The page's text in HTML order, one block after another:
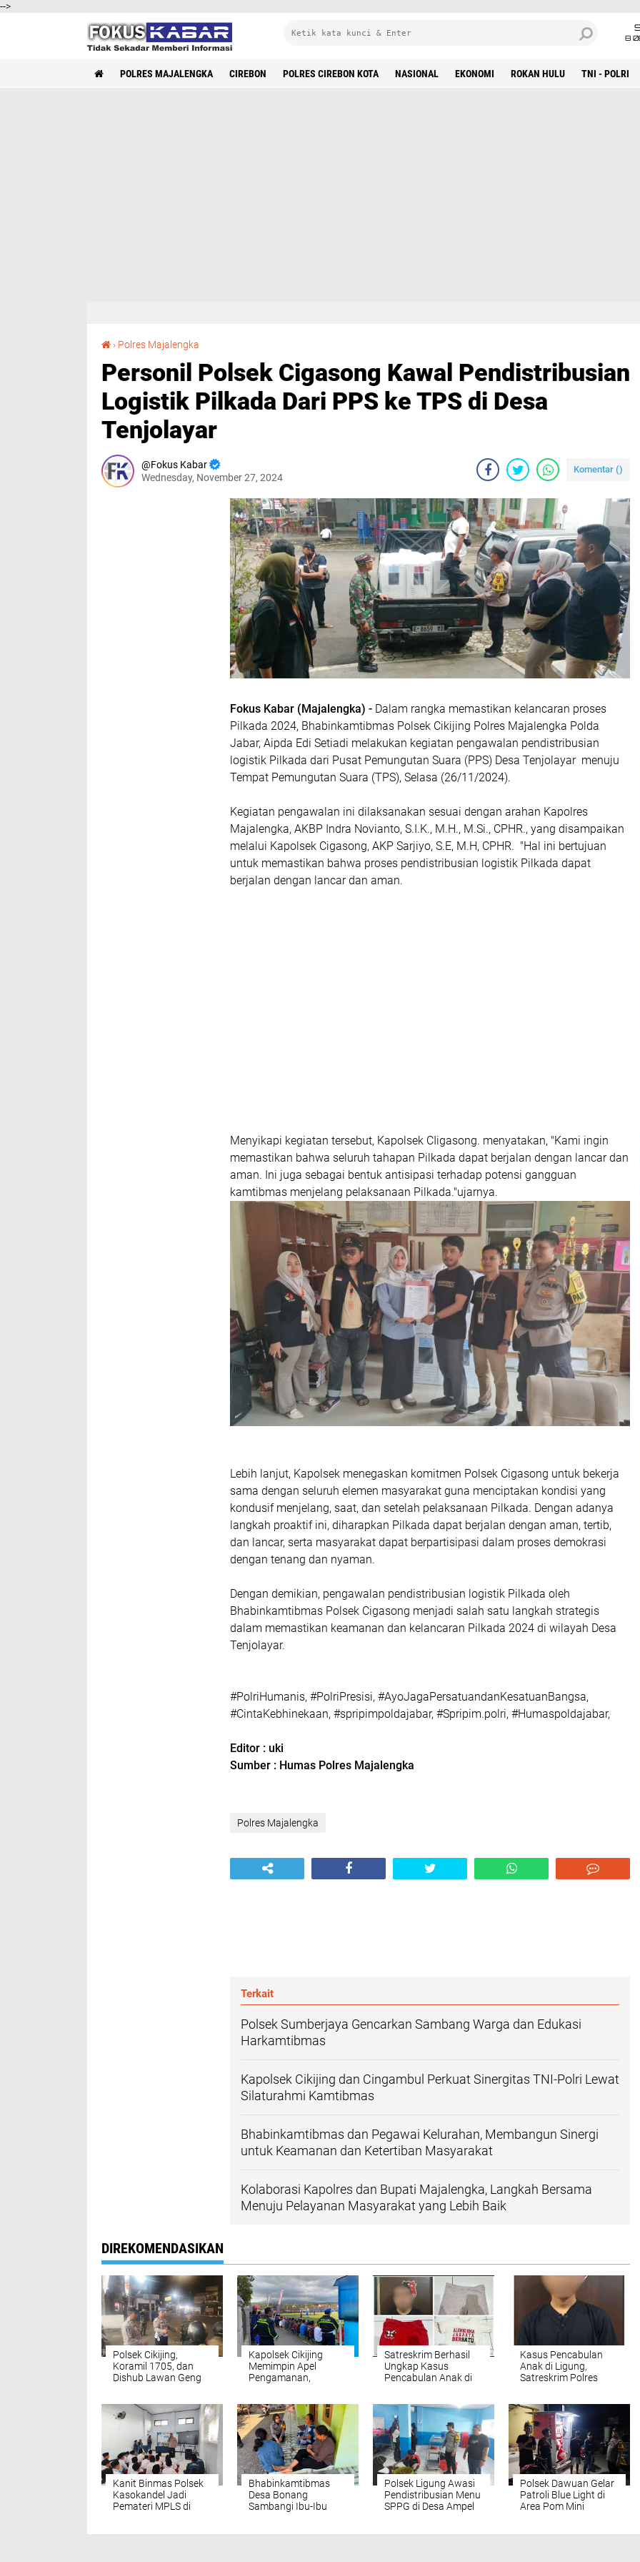
-->
8
POLRES MAJALENGKA CIREBON POLRES CIREBON KOTA NASIONAL EKONOMI ROKAN HULU TNI - POLRI
› Polres Majalengka
Personil Polsek Cigasong Kawal Pendistribusian
Logistik Pilkada Dari PPS ke TPS di Desa
Tenjolayar
Fokus Kabar
Wednesday, November 27, 2024
Komentar ()
Fokus Kabar (Majalengka) - Dalam rangka memastikan kelancaran proses
Pilkada 2024, Bhabinkamtibmas Polsek Cikijing Polres Majalengka Polda
Jabar, Aipda Edi Setiadi melakukan kegiatan pengawalan pendistribusian
logistik Pilkada dari Pusat Pemungutan Suara (PPS) Desa Tenjolayar menuju
Tempat Pemungutan Suara (TPS), Selasa (26/11/2024).
Kegiatan pengawalan ini dilaksanakan sesuai dengan arahan Kapolres
Majalengka, AKBP Indra Novianto, S.I.K., M.H., M.Si., CPHR., yang disampaikan
melalui Kapolsek Cigasong, AKP Sarjiyo, S.E, M.H, CPHR. "Hal ini bertujuan
untuk memastikan bahwa proses pendistribusian logistik Pilkada dapat
berjalan dengan lancar dan aman.
Menyikapi kegiatan tersebut, Kapolsek CIigasong. menyatakan, "Kami ingin
memastikan bahwa seluruh tahapan Pilkada dapat berjalan dengan lancar dan
aman. Ini juga sebagai bentuk antisipasi terhadap potensi gangguan
kamtibmas menjelang pelaksanaan Pilkada."ujarnya.
Lebih lanjut, Kapolsek menegaskan komitmen Polsek Cigasong untuk bekerja
sama dengan seluruh elemen masyarakat guna menciptakan kondisi yang
kondusif menjelang, saat, dan setelah pelaksanaan Pilkada. Dengan adanya
langkah proaktif ini, diharapkan Pilkada dapat berjalan dengan aman, tertib,
dan lancar, serta masyarakat dapat berpartisipasi dalam proses demokrasi
dengan tenang dan nyaman.
Dengan demikian, pengawalan pendistribusian logistik Pilkada oleh
Bhabinkamtibmas Polsek Cigasong menjadi salah satu langkah strategis
dalam memastikan keamanan dan kelancaran Pilkada 2024 di wilayah Desa
Tenjolayar.
#PolriHumanis, #PolriPresisi, #AyoJagaPersatuandanKesatuanBangsa,
#CintaKebhinekaan, #spripimpoldajabar, #Spripim.polri, #Humaspoldajabar,
Editor : uki
Sumber : Humas Polres Majalengka
Polres Majalengka
Terkait
Polsek Sumberjaya Gencarkan Sambang Warga dan Edukasi
Harkamtibmas
Kapolsek Cikijing dan Cingambul Perkuat Sinergitas TNI-Polri Lewat
Silaturahmi Kamtibmas
Bhabinkamtibmas dan Pegawai Kelurahan, Membangun Sinergi
untuk Keamanan dan Ketertiban Masyarakat
Kolaborasi Kapolres dan Bupati Majalengka, Langkah Bersama
Menuju Pelayanan Masyarakat yang Lebih Baik
DIREKOMENDASIKAN
Polsek Cikijing,
Koramil 1705, dan
Dishub Lawan Geng
Kapolsek Cikijing
Memimpin Apel
Pengamanan,
Kataji Family Cup
Satreskrim Berhasil
Ungkap Kasus
Pencabulan Anak di
Kasus Pencabulan
Anak di Ligung,
Satreskrim Polres
Penegakan Hukum
Kanit Binmas Polsek
Kasokandel Jadi
Pemateri MPLS di
Bhabinkamtibmas
Desa Bonang
Sambangi Ibu-Ibu
Polsek Ligung Awasi
Pendistribusian Menu
SPPG di Desa Ampel
Polsek Dawuan Gelar
Patroli Blue Light di
Area Pom Mini